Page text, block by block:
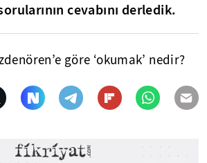
cevabını derledik.
göre ‘okumak’ nedir?